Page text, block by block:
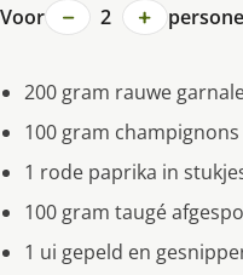
Voor − 2 +
200 gram rauwe
100 gram
1 rode paprika in
100 gram taugé
1 ui gepeld en